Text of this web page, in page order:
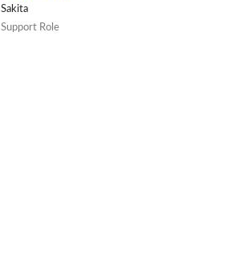
Sakita
Support Role